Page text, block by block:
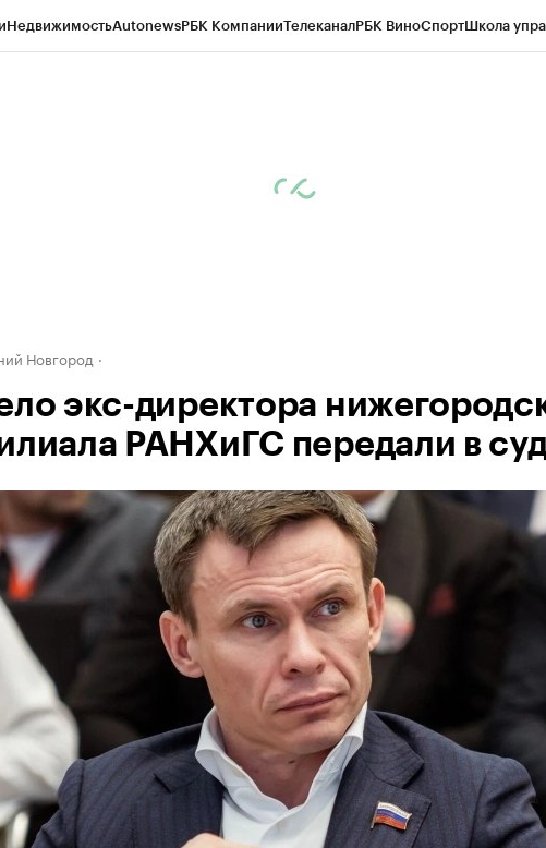
НедвижимостьAutonewsРБК КомпанииТелеканалРБК ВиноСпортШкола
Новгород
экс-директора
РАНХиГС передали в